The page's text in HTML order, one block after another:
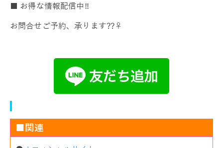
■ お得な情報配信中‼️
お問合せご予約、承ります??‍♀️
■関連